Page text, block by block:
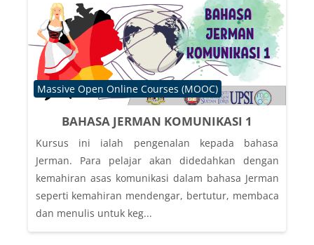
BAHASA JERMAN KOMUNIKASI 1
Course category
Massive Open Online Courses (MOOC)
Kursus ini ialah pengenalan kepada bahasa
Jerman. Para pelajar akan didedahkan dengan
kemahiran asas komunikasi dalam bahasa Jerman
seperti kemahiran mendengar, bertutur, membaca
dan menulis untuk keg...